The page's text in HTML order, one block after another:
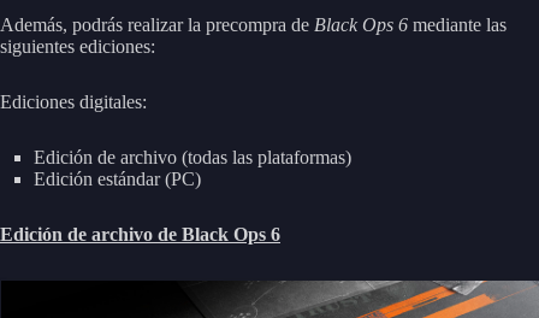
Además, podrás realizar la precompra de Black Ops 6 mediante las
siguientes ediciones:
Ediciones digitales:
Edición de archivo (todas las plataformas)
Edición estándar (PC)
Edición de archivo de Black Ops 6